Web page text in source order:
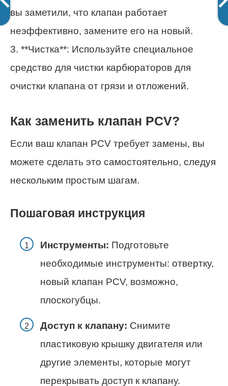
вы заметили, что клапан работает
неэффективно, замените его на новый.
3. **Чистка**: Используйте специальное
средство для чистки карбюраторов для
очистки клапана от грязи и отложений.
Как заменить клапан PCV?
Если ваш клапан PCV требует замены, вы
можете сделать это самостоятельно, следуя
нескольким простым шагам.
Пошаговая инструкция
Инструменты: Подготовьте
необходимые инструменты: отвертку,
новый клапан PCV, возможно,
плоскогубцы.
Доступ к клапану: Снимите
пластиковую крышку двигателя или
другие элементы, которые могут
перекрывать доступ к клапану.